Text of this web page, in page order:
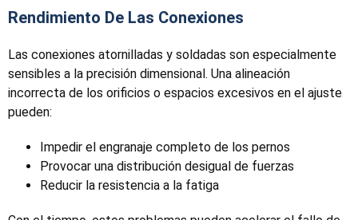
Rendimiento De Las Conexiones
Las conexiones atornilladas y soldadas son especialmente
sensibles a la precisión dimensional. Una alineación
incorrecta de los orificios o espacios excesivos en el ajuste
pueden:
Impedir el engranaje completo de los pernos
Provocar una distribución desigual de fuerzas
Reducir la resistencia a la fatiga